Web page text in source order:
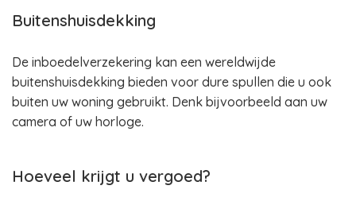
Buitenshuisdekking
De inboedelverzekering kan een wereldwijde
buitenshuisdekking bieden voor dure spullen die u ook
buiten uw woning gebruikt. Denk bijvoorbeeld aan uw
camera of uw horloge.
Hoeveel krijgt u vergoed?